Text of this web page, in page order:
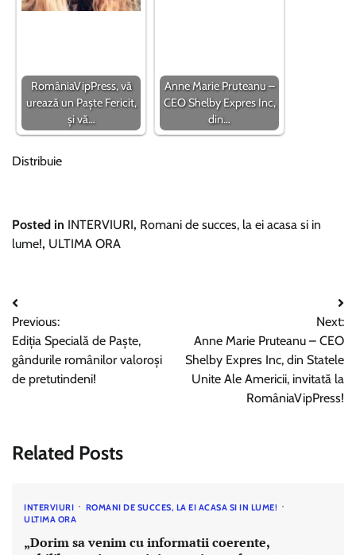
RomâniaVipPress, vă
urează un Paște Fericit,
și vă…
Anne Marie Pruteanu –
CEO Shelby Expres Inc,
din…
Distribuie
Posted in INTERVIURI, Romani de succes, la ei acasa si in
lume!, ULTIMA ORA
Navigare
în
articole
Previous:
Ediția Specială de Paște,
gândurile românilor valoroși
de pretutindeni!
Next:
Anne Marie Pruteanu – CEO
Shelby Expres Inc, din Statele
Unite Ale Americii, invitată la
RomâniaVipPress!
Related Posts
INTERVIURI
ROMANI DE SUCCES, LA EI ACASA SI IN LUME!
ULTIMA ORA
„Dorim sa venim cu informatii coerente,